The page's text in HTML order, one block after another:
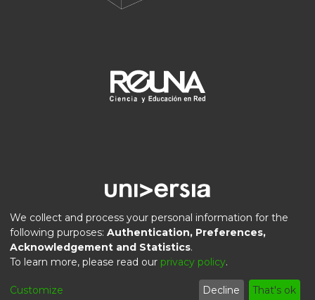
DSpace software copyright © 2002-2026
settings
Agreement
Feedback
We collect and process your personal information for the
following purposes: Authentication, Preferences,
Acknowledgement and Statistics.
To learn more, please read our privacy policy.
Customize Decline That's ok